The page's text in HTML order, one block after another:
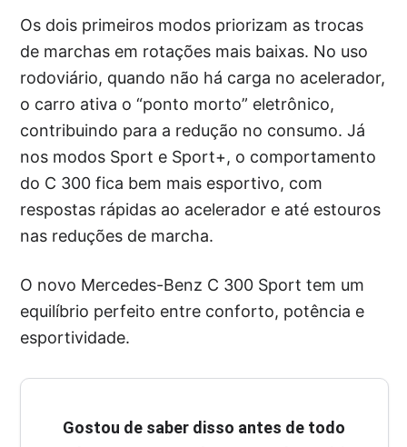
Os dois primeiros modos priorizam as trocas
de marchas em rotações mais baixas. No uso
rodoviário, quando não há carga no acelerador,
o carro ativa o “ponto morto” eletrônico,
contribuindo para a redução no consumo. Já
nos modos Sport e Sport+, o comportamento
do C 300 fica bem mais esportivo, com
respostas rápidas ao acelerador e até estouros
nas reduções de marcha.
O novo Mercedes-Benz C 300 Sport tem um
equilíbrio perfeito entre conforto, potência e
esportividade.
Gostou de saber disso antes de todo